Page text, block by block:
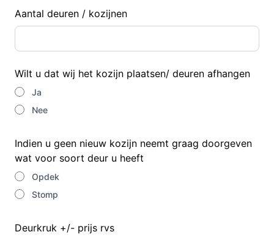
Aantal deuren / kozijnen
Wilt u dat wij het kozijn plaatsen/ deuren afhangen
Ja
Nee
Indien u geen nieuw kozijn neemt graag doorgeven
wat voor soort deur u heeft
Opdek
Stomp
Deurkruk +/- prijs rvs